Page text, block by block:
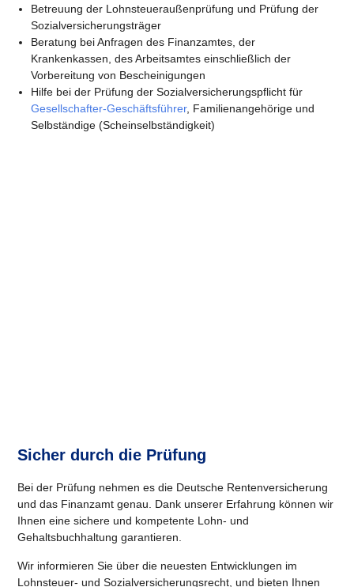
Betreuung der Lohnsteueraußenprüfung und Prüfung der
Sozialversicherungsträger
Beratung bei Anfragen des Finanzamtes, der
Krankenkassen, des Arbeitsamtes einschließlich der
Vorbereitung von Bescheinigungen
Hilfe bei der Prüfung der Sozialversicherungspflicht für
Gesellschafter-Geschäftsführer, Familienangehörige und
Selbständige (Scheinselbständigkeit)
Sicher durch die Prüfung
Bei der Prüfung nehmen es die Deutsche Rentenversicherung
und das Finanzamt genau. Dank unserer Erfahrung können wir
Ihnen eine sichere und kompetente Lohn- und
Gehaltsbuchhaltung garantieren.
Wir informieren Sie über die neuesten Entwicklungen im
Lohnsteuer- und Sozialversicherungsrecht, und bieten Ihnen